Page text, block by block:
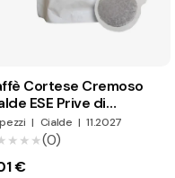
Cortese Cremoso
ESE Prive di
Individuale
| Cialde | 11.2027
(0)
€